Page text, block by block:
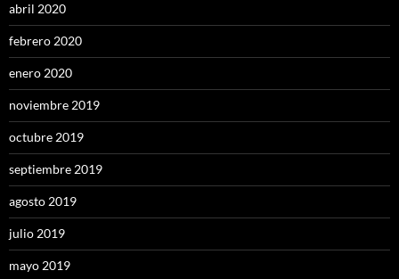
abril 2020
febrero 2020
enero 2020
noviembre 2019
octubre 2019
septiembre 2019
agosto 2019
julio 2019
mayo 2019